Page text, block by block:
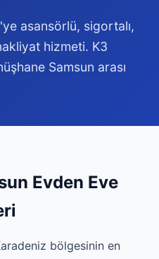
asansörlü, sigortalı,
hizmeti. K3
Samsun arası
Evden Eve
bölgesinin en